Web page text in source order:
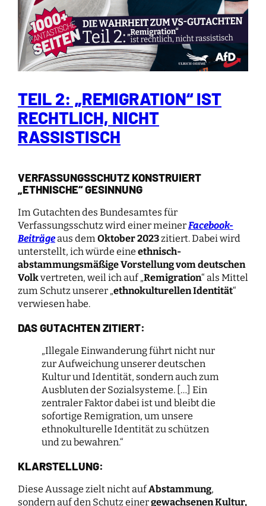
TEIL 2: „REMIGRATION“ IST
RECHTLICH, NICHT
RASSISTISCH
VERFASSUNGSSCHUTZ KONSTRUIERT
„ETHNISCHE“ GESINNUNG
Im Gutachten des Bundesamtes für
Verfassungsschutz wird einer meinerFacebook-
Beiträgeaus demOktober 2023zitiert. Dabei wird
unterstellt, ich würde eine ethnisch-
abstammungsmäßige Vorstellung vom deutschen
Volkvertreten, weil ich auf „Remigration“ als Mittel
zum Schutz unserer „ethnokulturellen Identität“
verwiesen habe.
DAS GUTACHTEN ZITIERT:
„Illegale Einwanderung führt nicht nur
zur Aufweichung unserer deutschen
Kultur und Identität, sondern auch zum
Ausbluten der Sozialsysteme. […] Ein
zentraler Faktor dabei ist und bleibt die
sofortige Remigration, um unsere
ethnokulturelle Identität zu schützen
und zu bewahren.“
KLARSTELLUNG:
Diese Aussage zielt nicht aufAbstammung,
sondern auf den Schutz einergewachsenen Kultur,